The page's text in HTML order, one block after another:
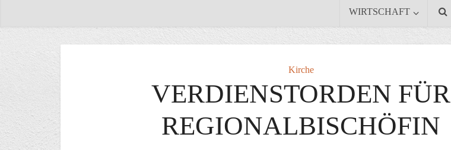
WIRTSCHAFT
Kirche
VERDIENSTORDEN FÜR
REGIONALBISCHÖFIN